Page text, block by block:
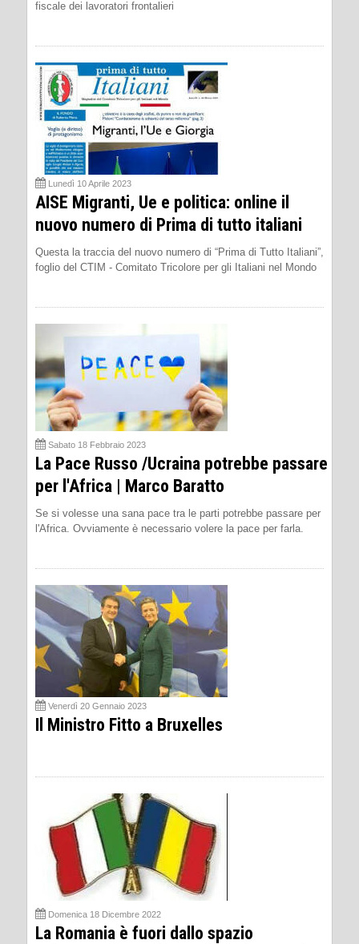
fiscale dei lavoratori frontalieri
Lunedì 10 Aprile 2023
AISE Migranti, Ue e politica: online il
nuovo numero di Prima di tutto italiani
Questa la traccia del nuovo numero di “Prima di Tutto Italiani”,
foglio del CTIM - Comitato Tricolore per gli Italiani nel Mondo
Sabato 18 Febbraio 2023
La Pace Russo /Ucraina potrebbe passare
per l'Africa | Marco Baratto
Se si volesse una sana pace tra le parti potrebbe passare per
l'Africa. Ovviamente è necessario volere la pace per farla.
Venerdì 20 Gennaio 2023
Il Ministro Fitto a Bruxelles
Domenica 18 Dicembre 2022
La Romania è fuori dallo spazio